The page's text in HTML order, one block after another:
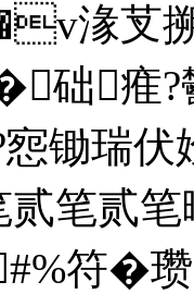
湪芆搠
础痽?
锄瑞伏
笔贰
符